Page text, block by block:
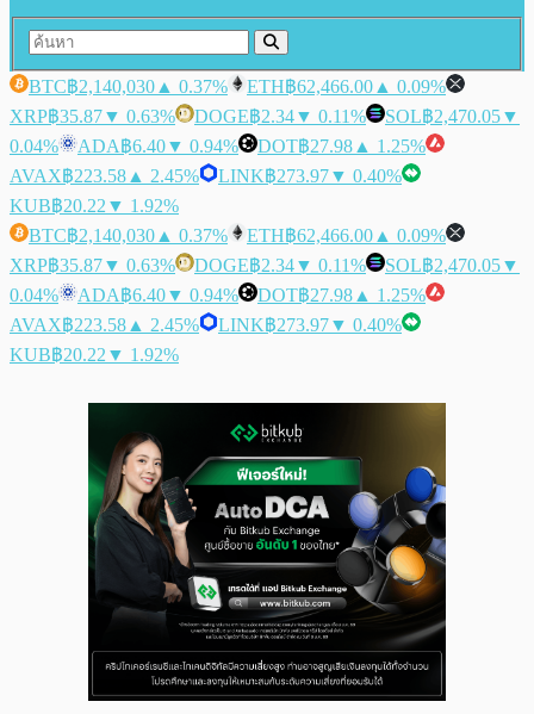
BTC฿2,140,030 ▲ 0.37% ETH฿62,466.00 ▲ 0.09%
XRP฿35.87▼ 0.63% DOGE฿2.34▼ 0.11% SOL฿2,470.05▼
0.04%
ADA฿6.40▼ 0.94% DOT฿27.98 ▲ 1.25%
AVAX฿223.58 ▲ 2.45% LINK฿273.97▼ 0.40%
KUB฿20.22 ▼ 1.92%
BTC฿2,140,030 ▲ 0.37% ETH฿62,466.00 ▲ 0.09%
XRP฿35.87▼ 0.63% DOGE฿2.34▼ 0.11% SOL฿2,470.05▼
0.04%
ADA฿6.40▼ 0.94% DOT฿27.98 ▲ 1.25%
AVAX฿223.58 ▲ 2.45% LINK฿273.97▼ 0.40%
KUB฿20.22 ▼ 1.92%